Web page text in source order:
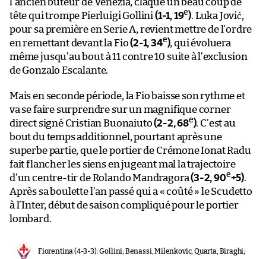
tête qui trompe Pierluigi Gollini (1-1, 19e). Luka Jović,
pour sa première en Serie A, revient mettre de l’ordre
en remettant devant la Fio(2-1, 34e), qui évoluera
même jusqu’au bout à 11 contre 10 suite à l’exclusion
de Gonzalo Escalante.
Mais en seconde période, la Fio baisse son rythme et
va se faire surprendre sur un magnifique corner
direct signé Cristian Buonaiuto(2-2, 68e). C’est au
bout du temps additionnel, pourtant après une
superbe partie, que le portier de Crémone Ionat Radu
fait flancher les siens en jugeant mal la trajectoire
d’un centre-tir de Rolando Mandragora(3-2, 90e+5).
Après sa boulette l’an passé qui a « coûté » le Scudetto
à l’Inter, début de saison compliqué pour le portier
lombard.
Fiorentina (4-3-3): Gollini; Benassi, Milenkovic, Quarta, Biraghi;